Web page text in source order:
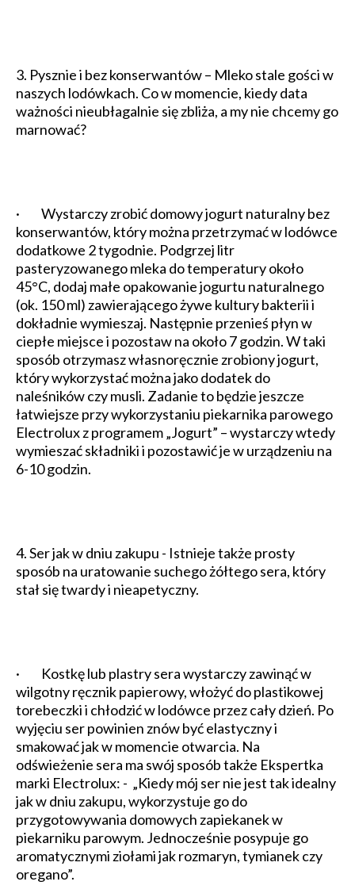
3. Pysznie i bez konserwantów – Mleko stale gości w
naszych lodówkach. Co w momencie, kiedy data
ważności nieubłagalnie się zbliża, a my nie chcemy go
marnować?
· Wystarczy zrobić domowy jogurt naturalny bez
konserwantów, który można przetrzymać w lodówce
dodatkowe 2 tygodnie. Podgrzej litr
pasteryzowanego mleka do temperatury około
45°C, dodaj małe opakowanie jogurtu naturalnego
(ok. 150 ml) zawierającego żywe kultury bakterii i
dokładnie wymieszaj. Następnie przenieś płyn w
ciepłe miejsce i pozostaw na około 7 godzin. W taki
sposób otrzymasz własnoręcznie zrobiony jogurt,
który wykorzystać można jako dodatek do
naleśników czy musli. Zadanie to będzie jeszcze
łatwiejsze przy wykorzystaniu piekarnika parowego
Electrolux z programem „Jogurt” – wystarczy wtedy
wymieszać składniki i pozostawić je w urządzeniu na
6-10 godzin.
4. Ser jak w dniu zakupu - Istnieje także prosty
sposób na uratowanie suchego żółtego sera, który
stał się twardy i nieapetyczny.
· Kostkę lub plastry sera wystarczy zawinąć w
wilgotny ręcznik papierowy, włożyć do plastikowej
torebeczki i chłodzić w lodówce przez cały dzień. Po
wyjęciu ser powinien znów być elastyczny i
smakować jak w momencie otwarcia. Na
odświeżenie sera ma swój sposób także Ekspertka
marki Electrolux: - „Kiedy mój ser nie jest tak idealny
jak w dniu zakupu, wykorzystuje go do
przygotowywania domowych zapiekanek w
piekarniku parowym. Jednocześnie posypuje go
aromatycznymi ziołami jak rozmaryn, tymianek czy
oregano”.